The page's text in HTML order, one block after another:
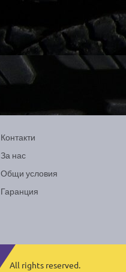
Контакти
За нас
Общи условия
Гаранция
All rights reserved.